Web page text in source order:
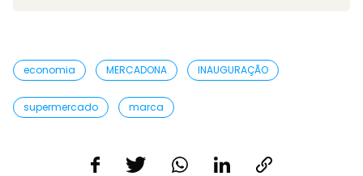
economia MERCADONA INAUGURAÇÃO
supermercado marca